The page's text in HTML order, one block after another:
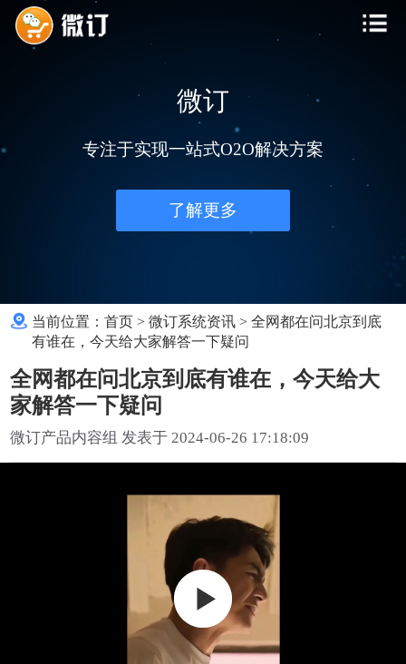
微订
专注于实现一站式O2O解决方案
了解更多
当前位置：首页 >微订系统资讯 >全网都在问北京到底
有谁在，今天给大家解答一下疑问
全网都在问北京到底有谁在，今天给大
家解答一下疑问
微订产品内容组 发表于 2024-06-26 17:18:09